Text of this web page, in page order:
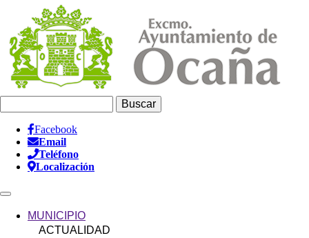
contenido
principal
Información
Header
Facebook
Email
Teléfono
Localización
navigationMUNICIPIO
ACTUALIDAD